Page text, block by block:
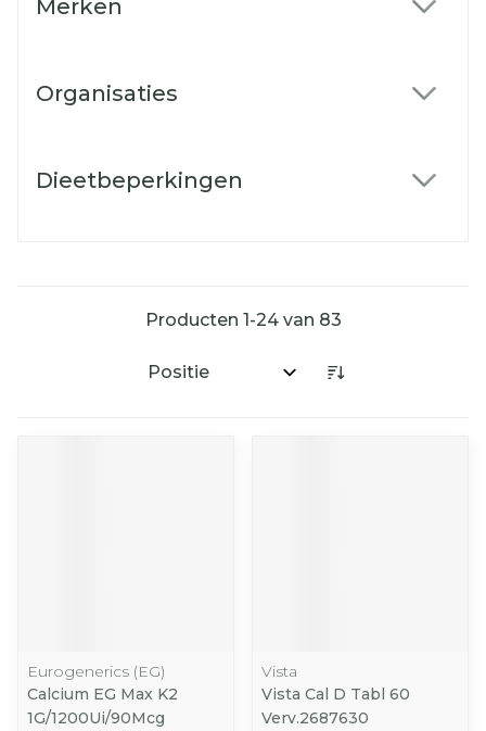
Merken
Organisaties
Dieetbeperkingen
Producten 1-24van 83
Sorteer op:
Eurogenerics (EG)
Calcium EG Max K2
1G/1200Ui/90Mcg
Vista
Vista Cal D Tabl 60
Verv.2687630